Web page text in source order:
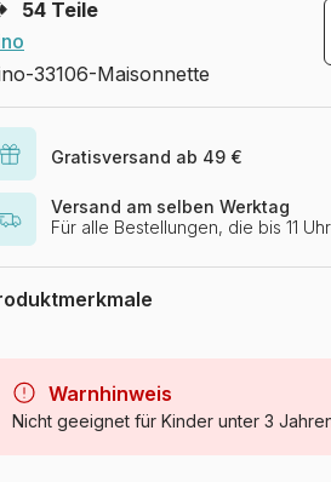
54 Teile
33106-Maisonnette
Gratisversand ab 49 €
Versand am selben Werktag
Für alle Bestellungen, die bis 11
Warnhinweis
Nicht geeignet für Kinder unter 3